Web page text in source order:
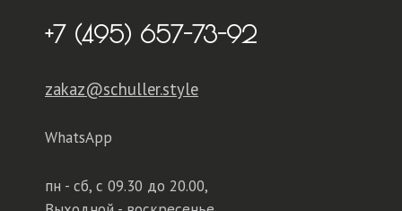
+7 (495) 657-73-92
zakaz@schuller.style
WhatsApp
пн - сб, с 09.30 до 20.00,